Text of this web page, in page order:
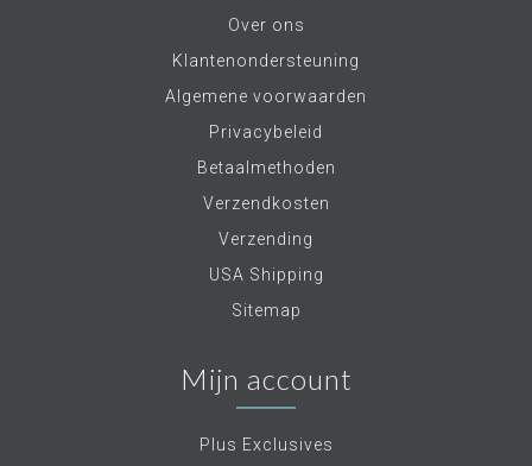
Over ons
Klantenondersteuning
Algemene voorwaarden
Privacybeleid
Betaalmethoden
Verzendkosten
Verzending
USA Shipping
Sitemap
Mijn account
Plus Exclusives